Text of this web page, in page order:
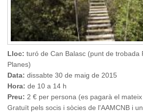
Lloc: turó de Can Balasc (punt de trobada
Planes)
Data: dissabte 30 de maig de 2015
Hora: de 10 a 14 h
Preu: 2 € per persona (es pagarà el mateix
Gratuït pels socis i sòcies de l'AAMCNB i